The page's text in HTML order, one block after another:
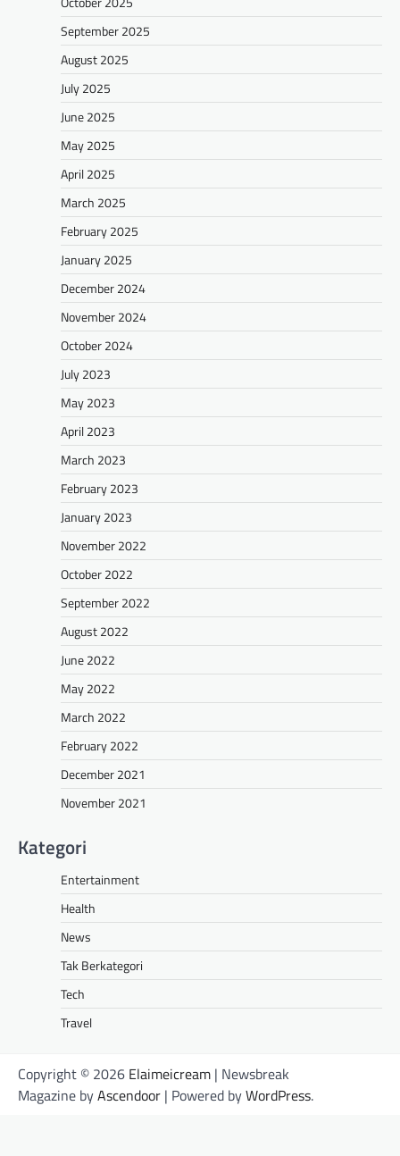
September 2025
August 2025
July 2025
June 2025
May 2025
April 2025
March 2025
February 2025
January 2025
December 2024
November 2024
October 2024
July 2023
May 2023
April 2023
March 2023
February 2023
January 2023
November 2022
October 2022
September 2022
August 2022
June 2022
May 2022
March 2022
February 2022
December 2021
November 2021
Kategori
Entertainment
Health
News
Tak Berkategori
Tech
Travel
Copyright © 2026 Elaimeicream | Newsbreak
Magazine byAscendoor | Powered byWordPress.